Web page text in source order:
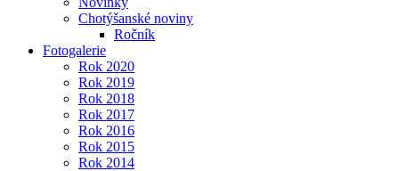
Chotýšanské noviny
Ročník
Fotogalerie
Rok 2020
Rok 2019
Rok 2018
Rok 2017
Rok 2016
Rok 2015
Rok 2014